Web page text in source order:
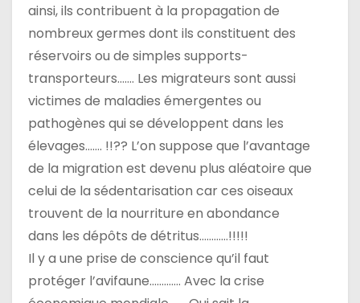
ainsi, ils contribuent à la propagation de
nombreux germes dont ils constituent des
réservoirs ou de simples supports-
transporteurs……. Les migrateurs sont aussi
victimes de maladies émergentes ou
pathogènes qui se développent dans les
élevages……. !!?? L’on suppose que l’avantage
de la migration est devenu plus aléatoire que
celui de la sédentarisation car ces oiseaux
trouvent de la nourriture en abondance
dans les dépôts de détritus…………!!!!!
Il y a une prise de conscience qu’il faut
protéger l’avifaune…………. Avec la crise